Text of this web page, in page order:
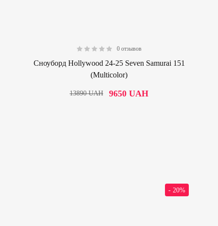
0 отзывов
Сноуборд Hollywood 24-25 Seven Samurai 151
(Multicolor)
9650 UAH
13890UAH
- 20%